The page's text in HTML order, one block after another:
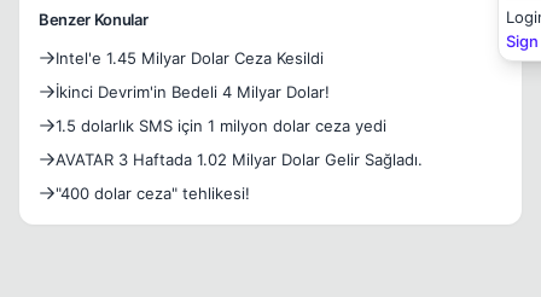
Benzer Konular
Intel'e 1.45 Milyar Dolar Ceza Kesildi
İkinci Devrim'in Bedeli 4 Milyar Dolar!
1.5 dolarlık SMS için 1 milyon dolar ceza yedi
AVATAR 3 Haftada 1.02 Milyar Dolar Gelir Sağladı.
"400 dolar ceza" tehlikesi!